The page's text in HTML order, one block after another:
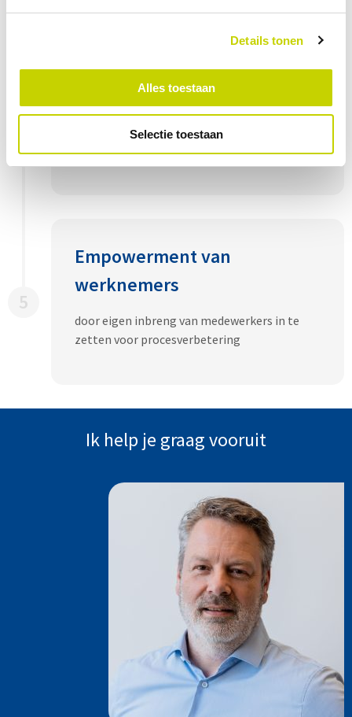
Details tonen
Alles toestaan
Selectie toestaan
4
Snellere aanpassing aan
veranderingen
door processen flexibel in te richten en
continu te evalueren
5
Empowerment van
werknemers
door eigen inbreng van medewerkers in te
zetten voor procesverbetering
Ik help je graag vooruit